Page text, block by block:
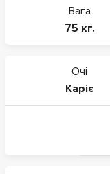
Вага
75 кг.
Очі
Каріє